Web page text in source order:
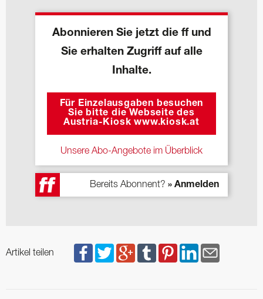
Abonnieren Sie jetzt die ff und
Sie erhalten Zugriff auf alle
Inhalte.
Für Einzelausgaben besuchen
Sie bitte die Webseite des
Austria-Kiosk www.kiosk.at
Unsere Abo-Angebote im Überblick
Bereits Abonnent? » Anmelden
Artikel teilen